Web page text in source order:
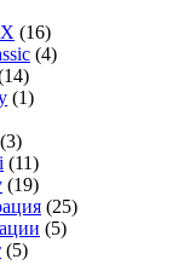
(16)
(4)
(1)
(3)
(11)
(19)
(25)
(5)
(5)